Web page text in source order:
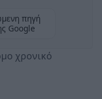
πηγή
Google
χρονικό